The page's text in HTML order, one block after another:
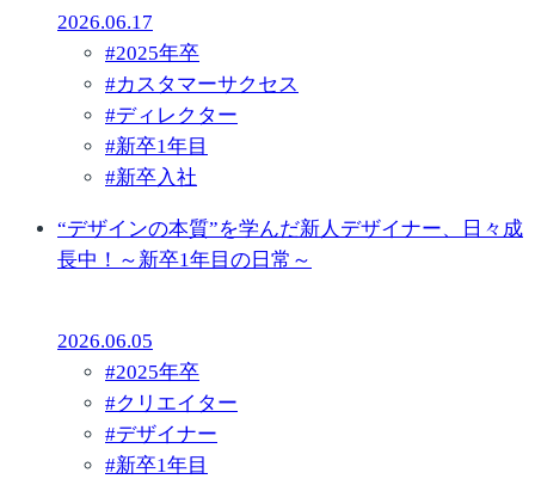
2026.06.17
#2025年卒
#カスタマーサクセス
#ディレクター
#新卒1年目
#新卒入社
“デザインの本質”を学んだ新人デザイナー、日々成
長中！～新卒1年目の日常～
2026.06.05
#2025年卒
#クリエイター
#デザイナー
#新卒1年目